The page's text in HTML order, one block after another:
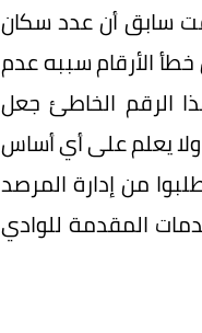
سابق أن عدد سكان
10) آلاف نسمة، ويؤكد أن خطأ الأرقام سببه عدم
الرقم الخاطئ جعل
ولا يعلم على أي أساس
من إدارة المرصد
المقدمة للوادي